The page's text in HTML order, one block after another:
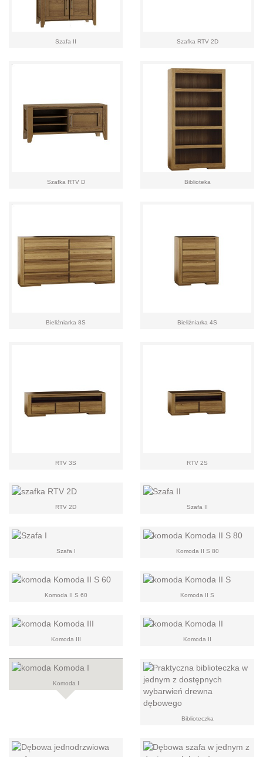
Szafa II Szafka RTV 2D
Szafka RTV D Biblioteka
Bieliźniarka 8S Bieliźniarka 4S
RTV 3S RTV 2S
RTV 2D Szafa II
Szafa I Komoda II S 80
Komoda II S 60 Komoda II S
Komoda III Komoda II
Komoda I
Biblioteczka